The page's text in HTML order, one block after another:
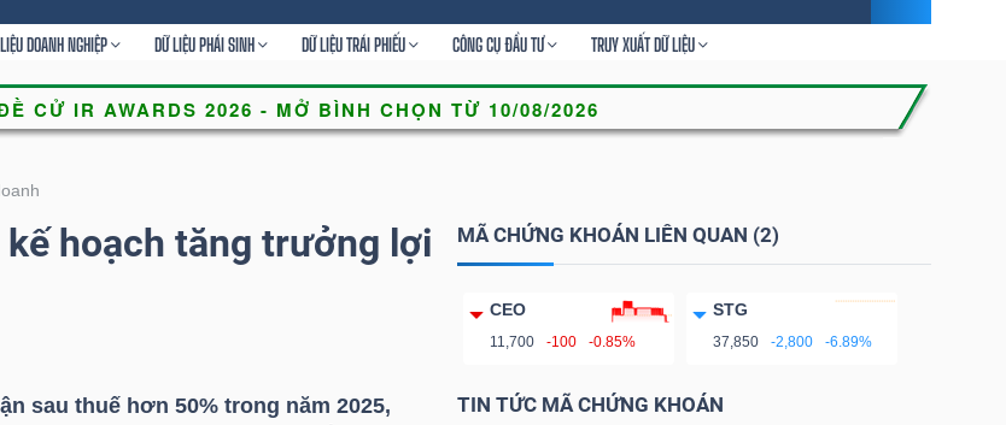
DOANH NGHIỆP DỮ LIỆU PHÁI SINH DỮ LIỆU TRÁI PHIẾU CÔNG CỤ ĐẦU TƯ TRUY XUẤT DỮ LIỆU
kế hoạch tăng trưởng lợi
sau thuế hơn 50% trong năm 2025,
MÃ CHỨNG KHOÁN LIÊN QUAN (2)
CEO
11,700 -100 -0.85%
STG
37,850 -2,800 -6.89%
TIN TỨC MÃ CHỨNG KHOÁN